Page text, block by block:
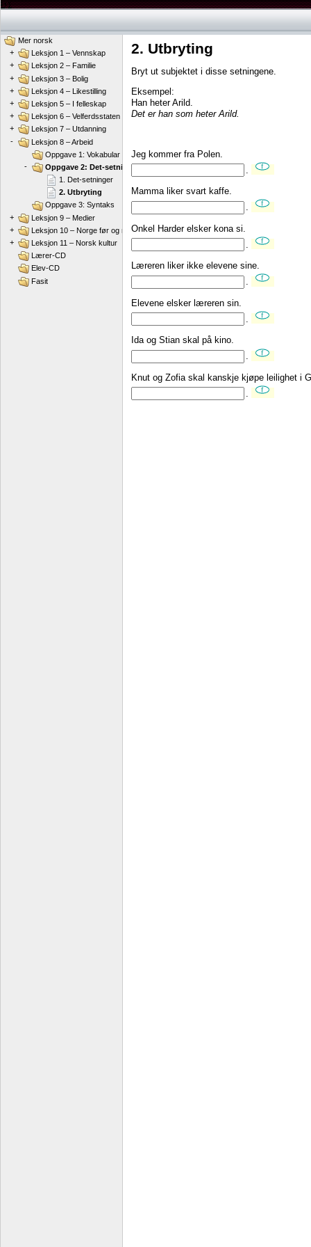
B1
2. Utbryting
Bryt ut subjektet i disse setningene.
Eksempel:
Han heter Arild.
Det er han som heter Arild.
Jeg kommer fra Polen.
Mamma liker svart kaffe.
Onkel Harder elsker kona si.
Læreren liker ikke elevene sine.
Elevene elsker læreren sin.
Ida og Stian skal på kino.
Knut og Zofia skal kanskje kjøpe leilighet i
Mer norsk
+
Leksjon 1 – Vennskap
+
Leksjon 2 – Familie
+
Leksjon 3 – Bolig
+
Leksjon 4 – Likestilling
+
Leksjon 5 – I felleskap
+
Leksjon 6 – Velferdsstaten
+
Leksjon 7 – Utdanning
-
Leksjon 8 – Arbeid
Oppgave 1: Vokabular
-
Oppgave 2: Det-setninger
1. Det-setninger
2. Utbryting
Oppgave 3: Syntaks
+
Leksjon 9 – Medier
+
Leksjon 10 – Norge før og nå
+
Leksjon 11 – Norsk kultur
Lærer-CD
Elev-CD
Fasit